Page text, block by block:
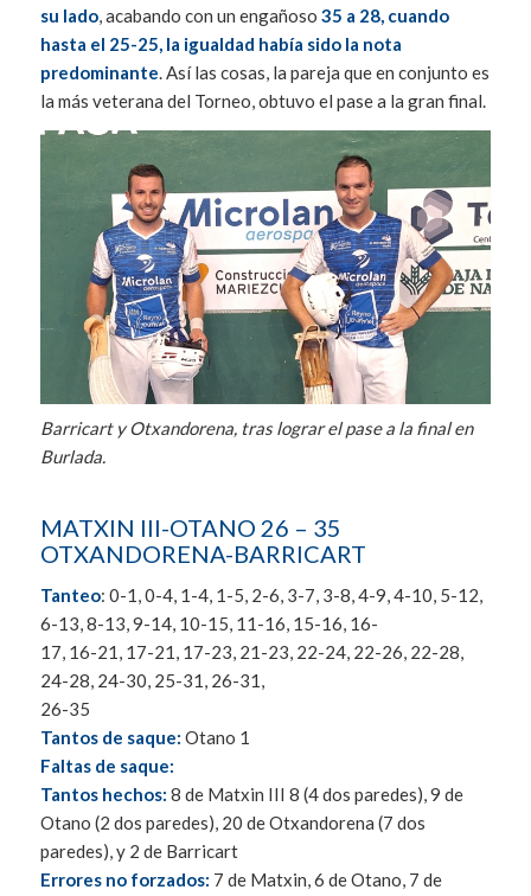
su lado, acabando con un engañoso 35 a 28, cuando
hasta el 25-25, la igualdad había sido la nota
predominante. Así las cosas, la pareja que en conjunto es
la más veterana del Torneo, obtuvo el pase a la gran final.
Barricart y Otxandorena, tras lograr el pase a la final en
Burlada.
MATXIN III-OTANO 26 – 35
OTXANDORENA-BARRICART
Tanteo: 0-1, 0-4, 1-4, 1-5, 2-6, 3-7, 3-8, 4-9, 4-10, 5-12,
6-13, 8-13, 9-14, 10-15, 11-16, 15-16, 16-
17, 16-21, 17-21, 17-23, 21-23, 22-24, 22-26, 22-28,
24-28, 24-30, 25-31, 26-31,
26-35
Tantos de saque: Otano 1
Faltas de saque:
Tantos hechos: 8 de Matxin III 8 (4 dos paredes), 9 de
Otano (2 dos paredes), 20 de Otxandorena (7 dos
paredes), y 2 de Barricart
Errores no forzados: 7 de Matxin, 6 de Otano, 7 de